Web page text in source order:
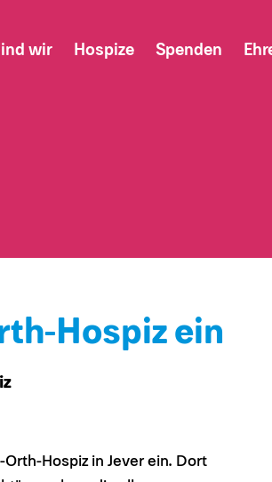
Hospiz ein
Hospiz in Jever ein. Dort
wir Hospize Spenden